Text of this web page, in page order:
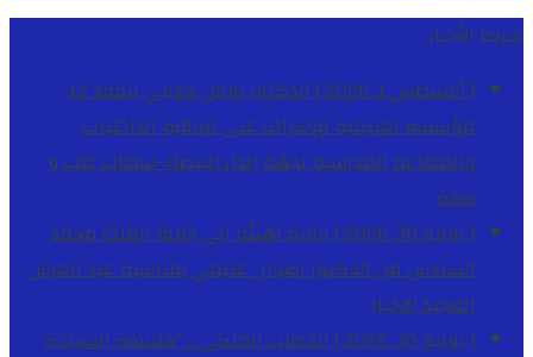
شريط الأخبار
[ أغسطس 1, 2026 ]
الدكتور نوفل كديلي يتفقد 12
مؤسسة تعليمية للإشراف على مراقبة الداخليات
والمطاعم المدرسية بجهة الدار البيضاء-سطاتطب و
صحة
[ يوليو 30, 2026 ]
برقية تهنئة الى جلالة الملك محمد
السادس من الدكتور رضوان غنيمي بمناسبة عيد العرش
المجيدالاخبار
[ يوليو 30, 2026 ]
الخطاب الملكي .. “فلسفة السيادة